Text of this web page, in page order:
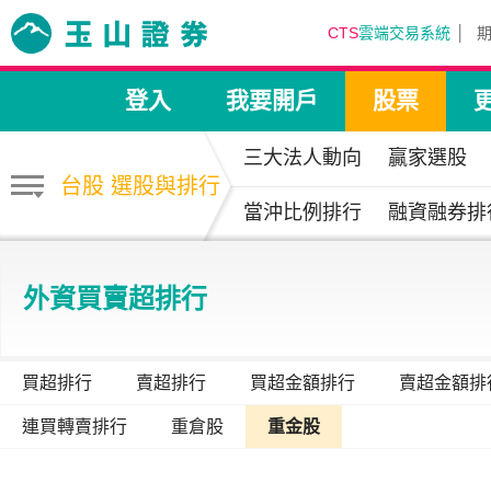
CTS雲端交易系統
登入 我要開戶 股票
台股 選股與排行
三大法人動向 贏家選股
當沖比例排行 融資融券排
外資買賣超排行
買超排行 賣超排行 買超金額排行 賣超金額排
連買轉賣排行 重倉股 重金股